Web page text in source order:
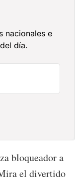
nacionales e
día.
bloqueador a
el divertido